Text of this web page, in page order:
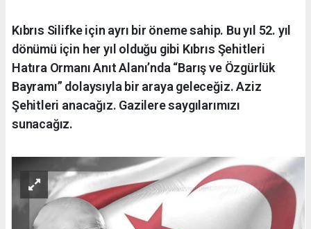
Kıbrıs Silifke için ayrı bir öneme sahip. Bu yıl 52. yıl
dönümü için her yıl olduğu gibi Kıbrıs Şehitleri
Hatıra Ormanı Anıt Alanı’nda “Barış ve Özgürlük
Bayramı” dolaysıyla bir araya geleceğiz. Aziz
Şehitleri anacağız. Gazilere saygılarımızı
sunacağız.